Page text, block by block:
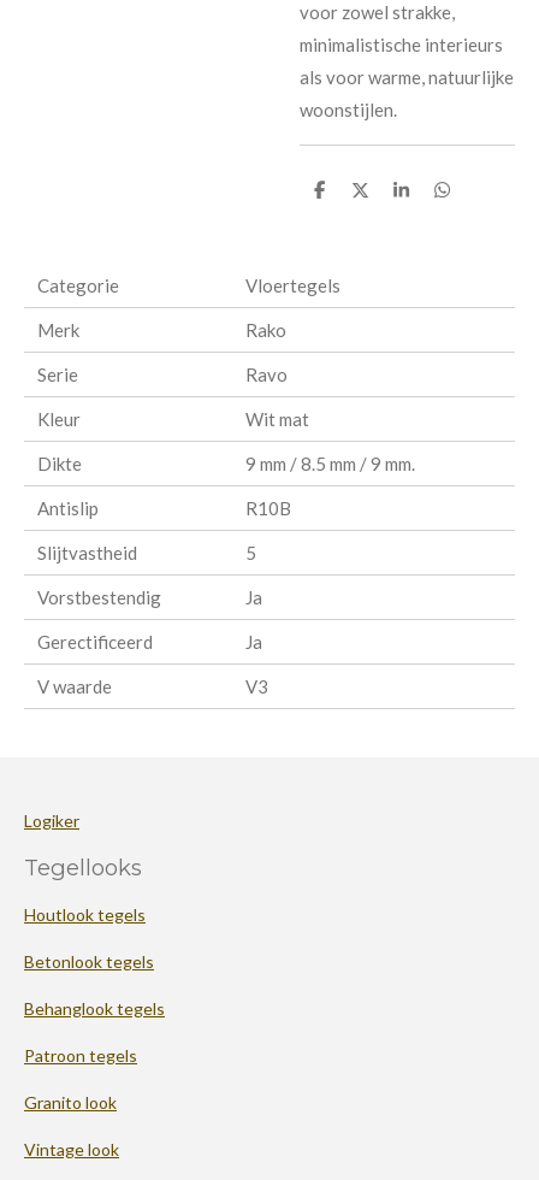
voor zowel strakke,
minimalistische interieurs
als voor warme, natuurlijke
woonstijlen.
D
D
S
D
Categorie Vloertegels
Merk Rako
Serie Ravo
Kleur Wit mat
Dikte 9 mm / 8.5 mm / 9 mm.
Antislip R10B
Slijtvastheid 5
Vorstbestendig Ja
Gerectificeerd Ja
V waarde V3
Logiker
Tegellooks
Houtlook tegels
Betonlook tegels
Behanglook tegels
Patroon tegels
Granito look
Vintage look